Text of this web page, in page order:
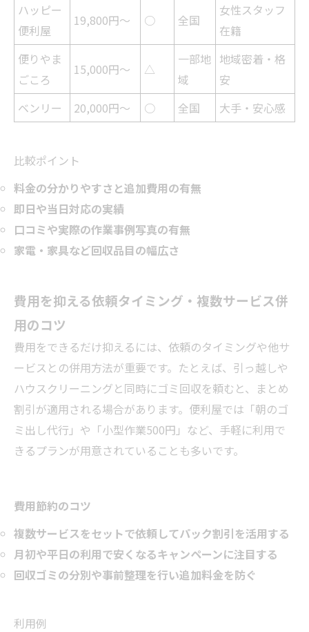
ハッピー
便利屋
19,800円～ ○ 全国
女性スタッフ
在籍
便りやま
ごころ
15,000円～ △
一部地
域
地域密着・格
安
ベンリー
20,000円～ ○ 全国 大手・安心感
比較ポイント
料金の分かりやすさと追加費用の有無
即日や当日対応の実績
口コミや実際の作業事例写真の有無
家電・家具など回収品目の幅広さ
費用を抑える依頼タイミング・複数サービス併
用のコツ
費用をできるだけ抑えるには、依頼のタイミングや他サ
ービスとの併用方法が重要です。たとえば、引っ越しや
ハウスクリーニングと同時にゴミ回収を頼むと、まとめ
割引が適用される場合があります。便利屋では「朝のゴ
ミ出し代行」や「小型作業500円」など、手軽に利用で
きるプランが用意されていることも多いです。
費用節約のコツ
複数サービスをセットで依頼してパック割引を活用する
月初や平日の利用で安くなるキャンペーンに注目する
回収ゴミの分別や事前整理を行い追加料金を防ぐ
利用例